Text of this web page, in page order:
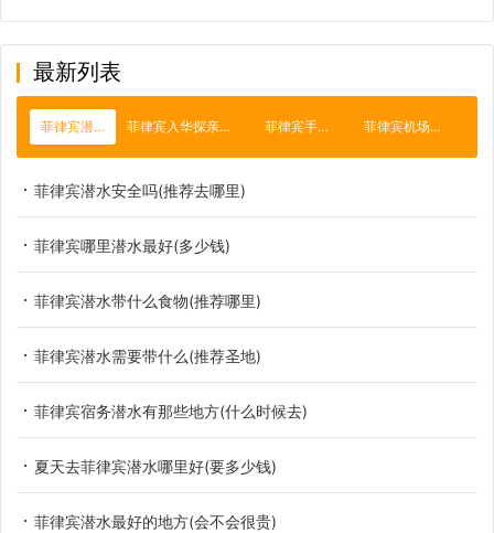
最新列表
菲律宾潜水 菲律宾入华探亲签证 菲律宾手机卡 菲律宾机场保关
菲律宾潜水安全吗(推荐去哪里)
菲律宾哪里潜水最好(多少钱)
菲律宾潜水带什么食物(推荐哪里)
菲律宾潜水需要带什么(推荐圣地)
菲律宾宿务潜水有那些地方(什么时候去)
夏天去菲律宾潜水哪里好(要多少钱)
菲律宾潜水最好的地方(会不会很贵)